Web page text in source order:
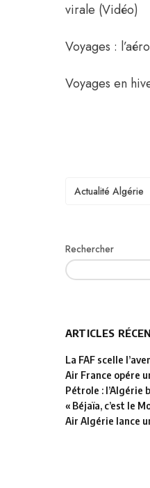
virale (Vidéo)
Voyages :
Voyages en
TAGS
Actualité Algérie
Rechercher
ARTICLES
La FAF scelle
Air France opére
Pétrole : l’Algérie
« Béjaïa, c’est le
Air Algérie lance